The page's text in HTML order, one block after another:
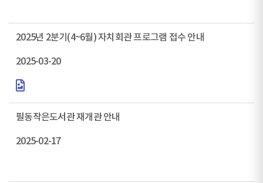
2025년 2분기(4~6월) 자치회관 프로그램 접수 안내
2025-03-20
필동작은도서관 재개관 안내
2025-02-17